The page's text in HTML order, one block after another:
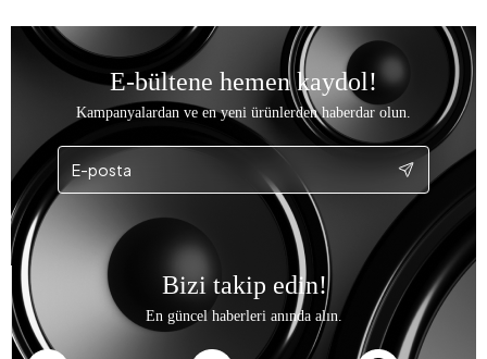
E-bültene hemen kaydol!
Kampanyalardan ve en yeni ürünlerden haberdar olun.
Bizi takip edin!
En güncel haberleri anında alın.